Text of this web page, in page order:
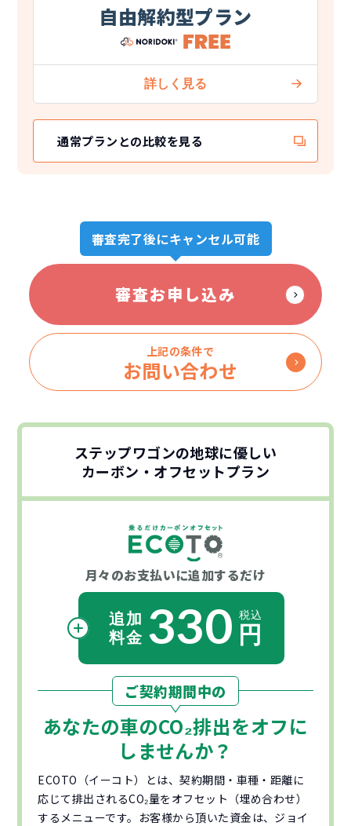
自由解約型プラン
通常プランとの比較を見る
審査完了後にキャンセル可能
審査お申し込み
上記の条件で
お問い合わせ
ステップワゴンの地球に優しい
カーボン・オフセットプラン
月々のお支払いに追加するだけ
330
ご契約期間中の
あなたの車のCO₂排出をオフに
しませんか？
ECOTO（イーコト）とは、契約期間・車種・距離に
応じて排出されるCO₂量をオフセット（埋め合わせ）
するメニューです。お客様から頂いた資金は、ジョイ